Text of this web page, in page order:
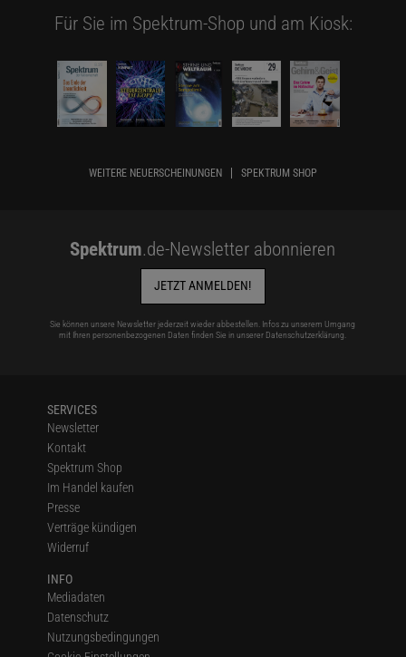
Für Sie im Spektrum-Shop und am Kiosk:
WEITERE NEUERSCHEINUNGEN SPEKTRUM SHOP
Spektrum.de-Newsletter abonnieren
JETZT ANMELDEN!
Sie können unsere Newsletter jederzeit wieder abbestellen. Infos zu unserem Umgang
mit Ihren personenbezogenen Daten finden Sie in unserer Datenschutzerklärung.
SERVICES
Newsletter
Kontakt
Spektrum Shop
Im Handel kaufen
Presse
Verträge kündigen
Widerruf
INFO
Mediadaten
Datenschutz
Nutzungsbedingungen